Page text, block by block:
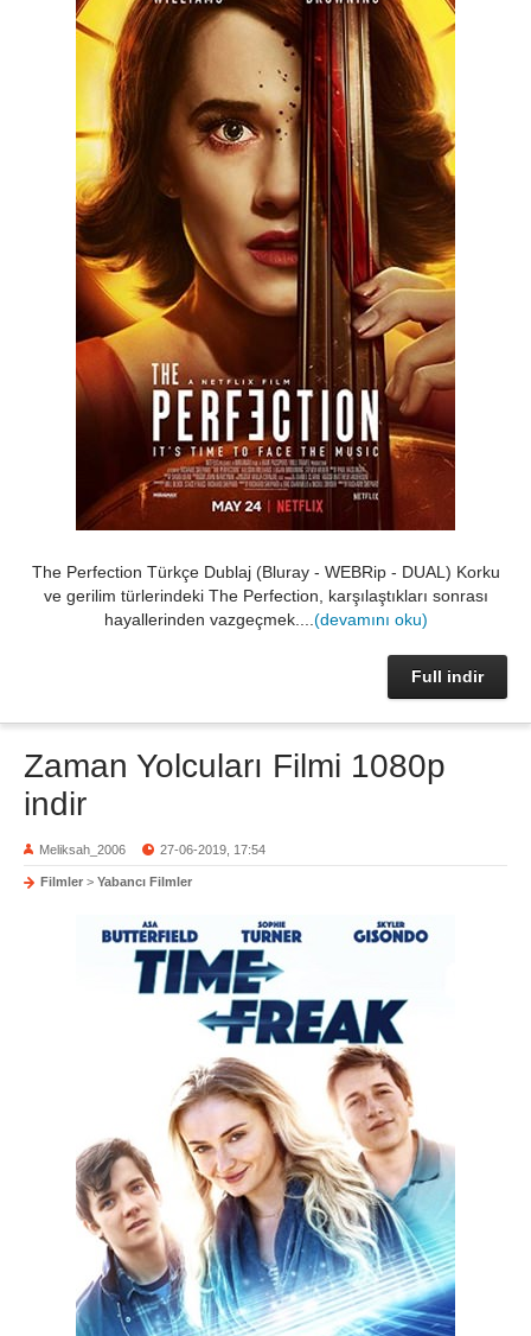
The Perfection Türkçe Dublaj (Bluray - WEBRip - DUAL) Korku
ve gerilim türlerindeki The Perfection, karşılaştıkları sonrası
hayallerinden vazgeçmek.... (devamını oku)
Full indir
Zaman Yolcuları Filmi 1080p
indir
Meliksah_2006 27-06-2019, 17:54
Filmler > Yabancı Filmler